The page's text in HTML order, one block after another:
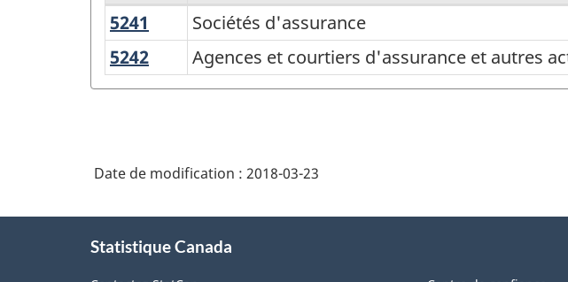
Système
de
classification
de
Nord
5241
Sociétés
d'assurance
Sociétés d'assurance
5242 Agences
et
autres
à
Agences et courtiers d'assurance et autres
Date de modification : 2018-03-23
Statistique Canada